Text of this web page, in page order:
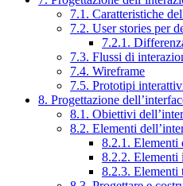
7.1. Caratteristiche
7.2. User stories per
7.2.1.
7.3. Flussi di
7.4. Wireframe
7.5. Prototipi
8. Progettazione
8.1. Obiettivi
8.2. Elementi
8.2.1. Elementi
8.2.2. Elementi
8.2.3. Elementi